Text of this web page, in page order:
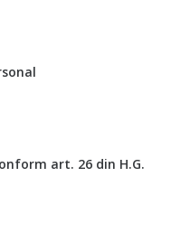
art. 26 din H.G.